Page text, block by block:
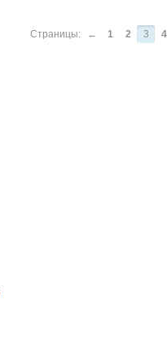
Страницы: ← 1 2 3 4